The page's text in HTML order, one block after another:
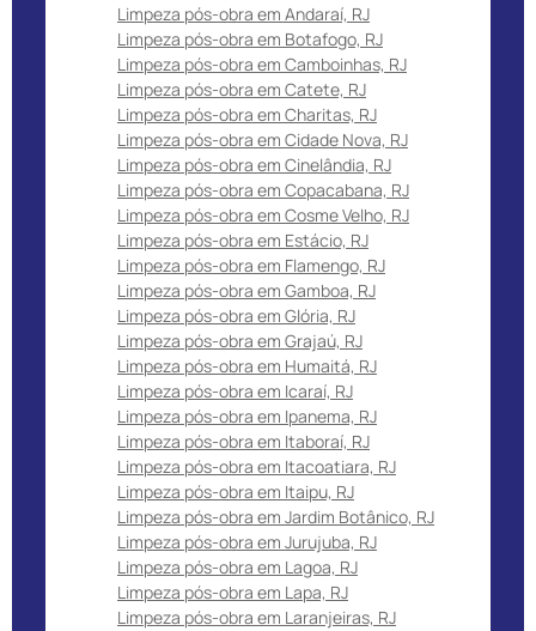
Limpeza pós-obra em Andaraí, RJ
Limpeza pós-obra em Botafogo, RJ
Limpeza pós-obra em Camboinhas, RJ
Limpeza pós-obra em Catete, RJ
Limpeza pós-obra em Charitas, RJ
Limpeza pós-obra em Cidade Nova, RJ
Limpeza pós-obra em Cinelândia, RJ
Limpeza pós-obra em Copacabana, RJ
Limpeza pós-obra em Cosme Velho, RJ
Limpeza pós-obra em Estácio, RJ
Limpeza pós-obra em Flamengo, RJ
Limpeza pós-obra em Gamboa, RJ
Limpeza pós-obra em Glória, RJ
Limpeza pós-obra em Grajaú, RJ
Limpeza pós-obra em Humaitá, RJ
Limpeza pós-obra em Icaraí, RJ
Limpeza pós-obra em Ipanema, RJ
Limpeza pós-obra em Itaboraí, RJ
Limpeza pós-obra em Itacoatiara, RJ
Limpeza pós-obra em Itaipu, RJ
Limpeza pós-obra em Jardim Botânico, RJ
Limpeza pós-obra em Jurujuba, RJ
Limpeza pós-obra em Lagoa, RJ
Limpeza pós-obra em Lapa, RJ
Limpeza pós-obra em Laranjeiras, RJ